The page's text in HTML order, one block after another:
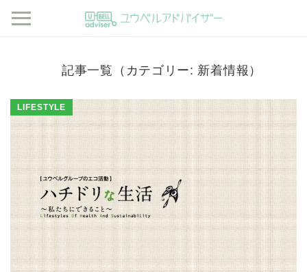
記事一覧（カテゴリー: 新着情報）
LIFESTYLE